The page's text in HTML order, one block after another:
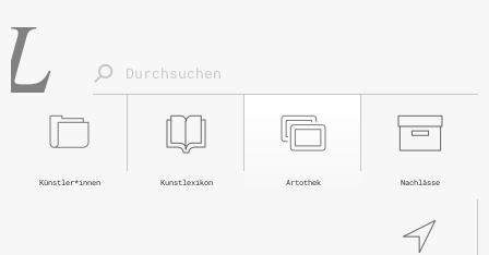
Nachlässe
Artothek
Kunstlexikon
Künstler*innen